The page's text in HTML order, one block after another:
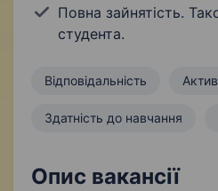
Повна зайнятість.
студента.
Відповідальність
Здатність до навчання
Опис вакансії